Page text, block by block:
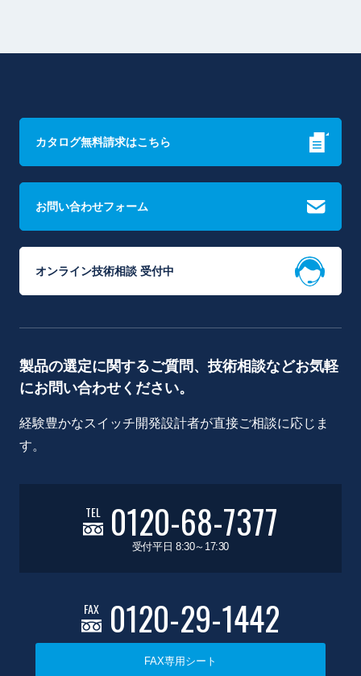
カタログ無料請求はこちら
お問い合わせフォーム
オンライン技術相談 受付中
製品の選定に関するご質問、技術相談などお気軽
にお問い合わせください。
経験豊かなスイッチ開発設計者が直接ご相談に応じま
す。
TEL 0120-68-7377
受付平日 8:30～17:30
FAX 0120-29-1442
FAX専用シート